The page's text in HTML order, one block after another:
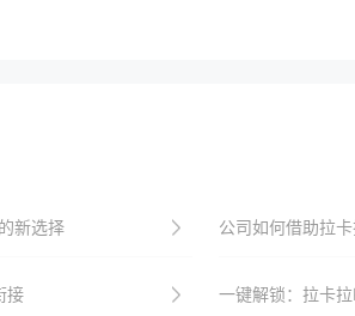
新选择 公司如何借助拉
接 一键解锁：拉卡